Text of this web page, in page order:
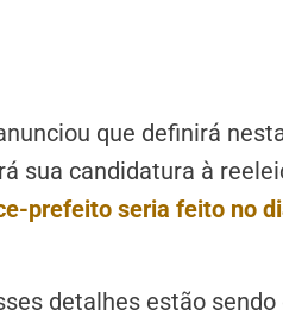
que definirá
sua candidatura à
prefeito seria feito no
detalhes estão